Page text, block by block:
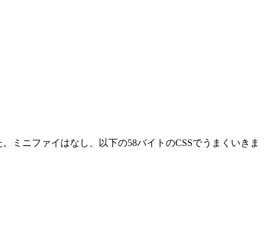
ミニファイはなし、以下の58バイトのCSSでうまくいきま